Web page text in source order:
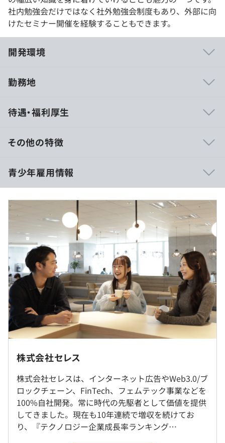
社内勉強会だけではなく社外勉強会制度もあり、外部に向
けたセミナー開催を経験することもできます。
開発環境
やチーム全体の課題を把握します。課題解決する上で技術
ングや開発環境の改善をおこないます。当社はサービス自
体の改善だけでなく、効率的かつ高品質でサービスを届け
・サービスに対する意見やアイデア、個々のノウハウや小
ネタまで、スタッフ同士が気軽にやり取りできるような仕
組みを取り入れ、メンバーそれぞれがサービスをよりよく
していくために何をしていきたいか日々意識しながら開発
に取り組んでいます。
◆『モッピー』：無料で簡単に貯まるポイントサイト
http://pc.moppy.jp/
累計1400万人以上の方にご利用いただいている国内最大
級のポイントサイトです。モッピーでは、ショッピングや
コンテンツ登録、アンケート回答、広告の閲覧などを通
じ、ポイントを貯めることができます。貯まったポイント
トコード、ポイント、ビットコインなど60種類以上のサ
◆『Coin Trade（コイントレード）』：暗号資産販売所
サービス
https://coin-trade.cc/
シンプルなトレード画面、ユーザーの方が使いやすい直感
勤務地
受動喫煙防止措置に関する事項
・従業員に対する受動喫煙対策：あり
対策内容：敷地内禁煙（喫煙場所あり）
JR「渋谷駅」より徒歩1分
待遇・福利厚生
フレックス制度あり（コアタイム12：00〜17：00）
休憩時間：休憩60分 ※昼食時間は業務の都合により各々
の自主性に任せています
平均残業時間：平均10h程度
《年間休⽇130⽇※2019年度実績》
・完全週休2⽇制（土日）
・祝⽇
・有給休暇
・夏季休暇（有給とは別に、7〜10⽉の間で連続5⽇間取
得可能）
・年末年始休暇
・産休、育休
・⼦育て⽀援休暇
・通勤交通費支給（上限月額 5 万円迄）
その他の特徴
青少年雇用情報
過去３年間の新卒採用者数の男女別人数
前年度 男性3人 女性2人
2年度前 男性6人 女性3人
3年度前 男性3人 女性2人
研修の有無及び内容
3カ月間の新入社員研修とOJT
自己啓発支援の有無及びその内容
資格取得制度あり
配属は可能な限り希望を考慮します。
フレックスタイム制あり
メンター制度の有無
あり
株式会社セレス
株式会社セレスは、インターネット広告やWeb3.0/ブ
ロックチェーン、FinTech、フェムテック事業などを
100%自社開発。常に時代の先駆者として価値を提供
してきました。現在も10年連続で増収を続けてお
り、『テクノロジー企業成長率ランキング